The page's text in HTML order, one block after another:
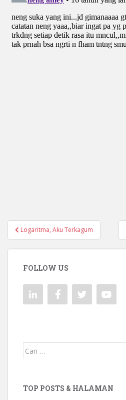
Navigasi
pos
Logaritma, Aku Terkagum
FOLLOW US
Mencari:
TOP POSTS & HALAMAN